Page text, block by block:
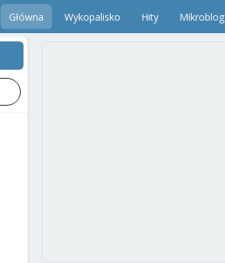
Główna Wykopalisko Hity Mikroblog